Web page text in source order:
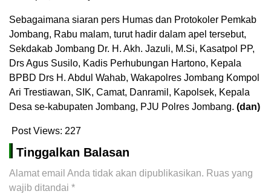
Sebagaimana siaran pers Humas dan Protokoler Pemkab
Jombang, Rabu malam, turut hadir dalam apel tersebut,
Sekdakab Jombang Dr. H. Akh. Jazuli, M.Si, Kasatpol PP,
Drs Agus Susilo, Kadis Perhubungan Hartono, Kepala
BPBD Drs H. Abdul Wahab, Wakapolres Jombang Kompol
Ari Trestiawan, SIK, Camat, Danramil, Kapolsek, Kepala
Desa se-kabupaten Jombang, PJU Polres Jombang. (dan)
Post Views: 227
Tinggalkan Balasan
Alamat email Anda tidak akan dipublikasikan. Ruas yang
wajib ditandai *